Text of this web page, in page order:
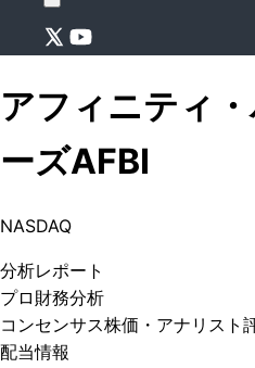
アフィニティ
ーズAFBI
NASDAQ
分析レポート
プロ 財務分析
コンセンサス株価 ・アナリスト
配当情報